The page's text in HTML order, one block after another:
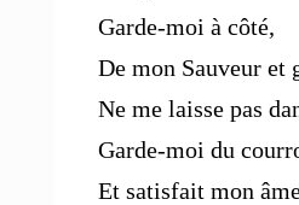
Garde-moi à côté,
De mon Sauveur et
Ne me laisse pas
Garde-moi du
Et satisfait mon